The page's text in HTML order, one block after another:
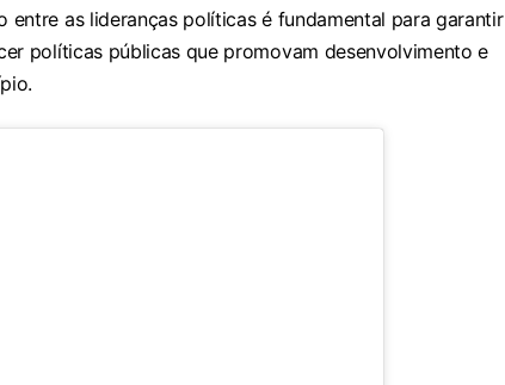
entre as lideranças políticas é fundamental para garantir
políticas públicas que promovam desenvolvimento e